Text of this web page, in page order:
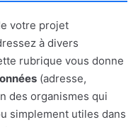
votre projet
à divers
rubrique vous donne
(adresse,
des organismes qui
simplement utiles dans